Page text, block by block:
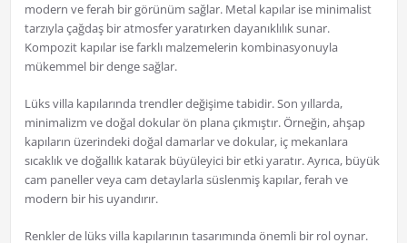
modern ve ferah bir görünüm sağlar. Metal kapılar ise minimalist
tarzıyla çağdaş bir atmosfer yaratırken dayanıklılık sunar.
Kompozit kapılar ise farklı malzemelerin kombinasyonuyla
mükemmel bir denge sağlar.
Lüks villa kapılarında trendler değişime tabidir. Son yıllarda,
minimalizm ve doğal dokular ön plana çıkmıştır. Örneğin, ahşap
kapıların üzerindeki doğal damarlar ve dokular, iç mekanlara
sıcaklık ve doğallık katarak büyüleyici bir etki yaratır. Ayrıca, büyük
cam paneller veya cam detaylarla süslenmiş kapılar, ferah ve
modern bir his uyandırır.
Renkler de lüks villa kapılarının tasarımında önemli bir rol oynar.